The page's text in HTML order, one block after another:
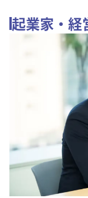
起業家・経